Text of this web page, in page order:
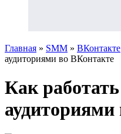
Главная » SMM » ВКонтакте
аудиториями во ВКонтакте
Как